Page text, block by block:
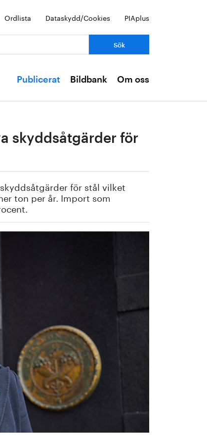
Ordlista Dataskydd/Cookies PIAplus
Publicerat Bildbank Om oss
skyddsåtgärder för
för stål vilket
ton per år. Import som